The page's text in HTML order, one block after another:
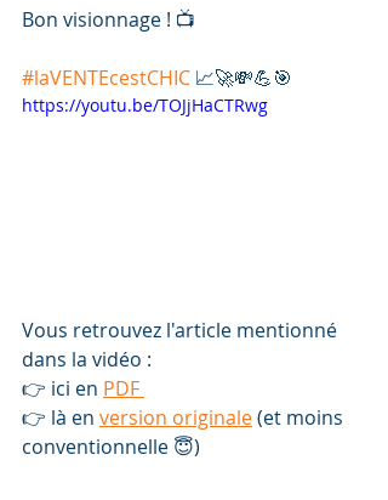
Bon visionnage ! 📺
#laVENTEcestCHIC 📈🚀💸💪🎯
https://youtu.be/TOJjHaCTRwg
Vous retrouvez l'article mentionné
dans la vidéo :
👉 ici en PDF
👉 là en version originale (et moins
conventionnelle 😇)